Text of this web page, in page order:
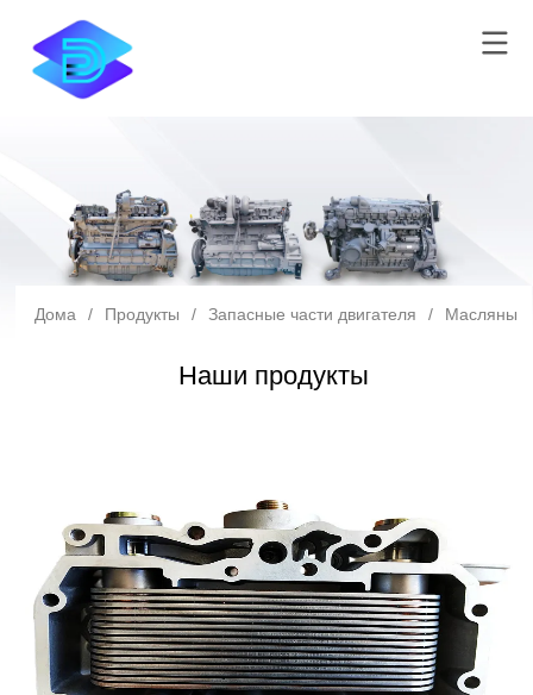
Дома / Продукты / Запасные части двигателя / Масляный
Наши продукты